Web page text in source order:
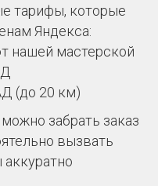
тарифы, которые
Яндекса:
нашей мастерской
(до 20 км)
забрать заказ
вызвать